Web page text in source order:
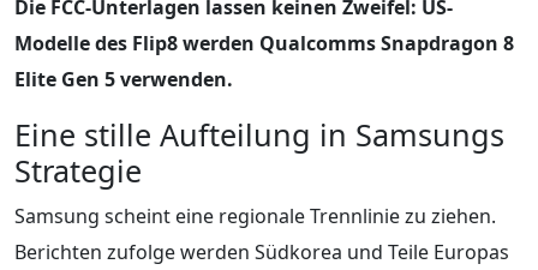
Die FCC-Unterlagen lassen keinen Zweifel: US-
Modelle des Flip8 werden Qualcomms Snapdragon 8
Elite Gen 5 verwenden.
Eine stille Aufteilung in Samsungs
Strategie
Samsung scheint eine regionale Trennlinie zu ziehen.
Berichten zufolge werden Südkorea und Teile Europas